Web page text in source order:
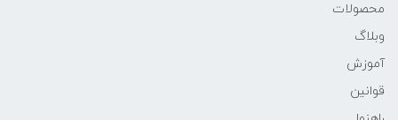
محصولات
وبلاگ
آموزش
قوانین